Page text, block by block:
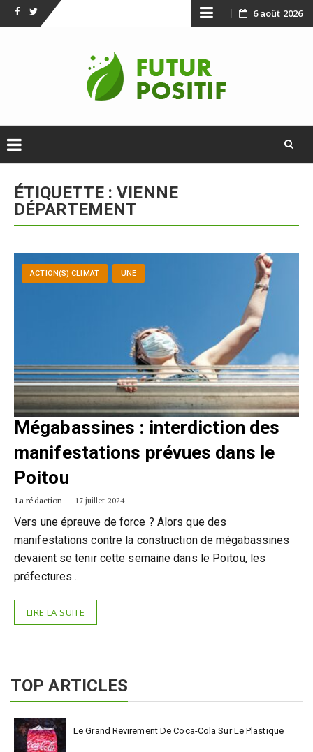
FacebookTwitter Skip
content
6 août 2026
content
ÉTIQUETTE :VIENNE
DÉPARTEMENT
ACTION(S) CLIMAT UNE
Mégabassines : interdiction des
manifestations prévues dans le
Poitou
La rédaction 17 juillet 2024
Vers une épreuve de force ? Alors que des
manifestations contre la construction de mégabassines
devaient se tenir cette semaine dans le Poitou, les
préfectures…
LIRE LA SUITE
TOP ARTICLES
Le Grand Revirement De Coca-Cola Sur Le Plastique